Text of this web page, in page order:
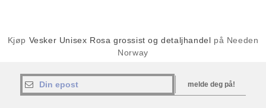
Kjøp Vesker Unisex Rosa grossist og detaljhandel på Needen
Norway
melde deg på!